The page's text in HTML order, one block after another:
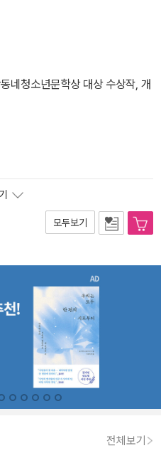
네청소년문학상 대상 수상작, 개
모두보기
전체보기